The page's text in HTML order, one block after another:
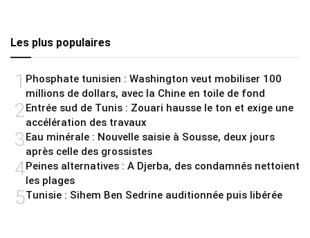
Les plus populaires
1 Phosphate tunisien : Washington veut mobiliser 100
millions de dollars, avec la Chine en toile de fond
2Entrée sud de Tunis : Zouari hausse le ton et exige une
accélération des travaux
3Eau minérale : Nouvelle saisie à Sousse, deux jours
après celle des grossistes
4Peines alternatives : A Djerba, des condamnés nettoient
les plages
5Tunisie : Sihem Ben Sedrine auditionnée puis libérée